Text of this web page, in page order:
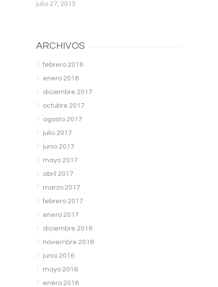
julio 27, 2015
ARCHIVOS
febrero 2018
enero 2018
diciembre 2017
octubre 2017
agosto 2017
julio 2017
junio 2017
mayo 2017
abril 2017
marzo 2017
febrero 2017
enero 2017
diciembre 2016
noviembre 2016
junio 2016
mayo 2016
enero 2016